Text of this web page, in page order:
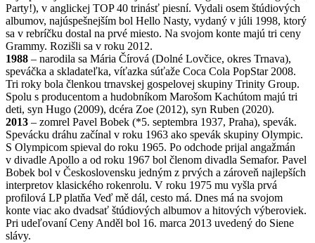
Party!), v anglickej TOP 40 trinásť piesní. Vydali osem štúdiových
albumov, najúspešnejším bol Hello Nasty, vydaný v júli 1998, ktorý
sa v rebríčku dostal na prvé miesto. Na svojom konte majú tri ceny
Grammy. Rozišli sa v roku 2012.
1988 – narodila sa Mária Čírová (Dolné Lovčice, okres Trnava),
speváčka a skladateľka, víťazka súťaže Coca Cola PopStar 2008.
Tri roky bola členkou trnavskej gospelovej skupiny Trinity Group.
Spolu s producentom a hudobníkom Marošom Kachútom majú tri
deti, syn Hugo (2009), dcéra Zoe (2012), syn Ruben (2020).
2013 – zomrel Pavel Bobek (*5. septembra 1937, Praha), spevák.
Spevácku dráhu začínal v roku 1963 ako spevák skupiny Olympic.
S Olympicom spieval do roku 1965. Po odchode prijal angažmán
v divadle Apollo a od roku 1967 bol členom divadla Semafor. Pavel
Bobek bol v Československu jedným z prvých a zároveň najlepších
interpretov klasického rokenrolu. V roku 1975 mu vyšla prvá
profilová LP platňa Veď mě dál, cesto má. Dnes má na svojom
konte viac ako dvadsať štúdiových albumov a hitových výberoviek.
Pri udeľovaní Ceny Anděl bol 16. marca 2013 uvedený do Siene
slávy.